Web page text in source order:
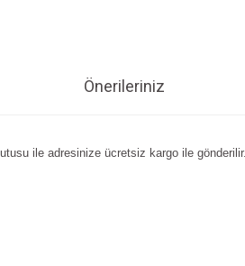
Önerileriniz
ile adresinize ücretsiz kargo ile gönderilir.